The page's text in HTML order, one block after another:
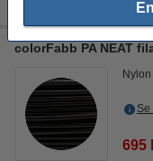
colorFabb PA NEAT
Nylon
695